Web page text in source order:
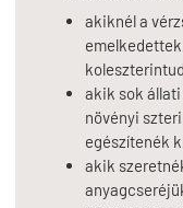
akiknél a
akik sok
növényi
egészítenék
akik